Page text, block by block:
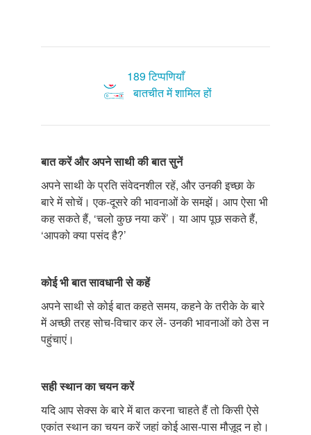
189 टिप्पणियाँ
बातचीत में शामिल हों
बातकरेंऔरअपनेसाथीकीबातसुनें
अपने साथी के प्रति संवेदनशील रहें, और उनकी इच्छा के
बारे में सोचें। एक-दूसरे की भावनाओं के समझें। आप ऐसा भी
कह सकते हैं, ‘चलो कुछ नया करें’। या आप पूछ सकते हैं,
‘आपको क्या पसंद है?’
कोईभीबातसावधानीसेकहें
अपने साथी से कोई बात कहते समय, कहने के तरीके के बारे
में अच्छी तरह सोच-विचार कर लें- उनकी भावनाओं को ठेस न
पहुंचाएं।
सहीस्थानकाचयनकरें
यदि आप सेक्स के बारे में बात करना चाहते हैं तो किसी ऐसे
एकांत स्थान का चयन करें जहां कोई आस-पास मौज़ूद न हो।